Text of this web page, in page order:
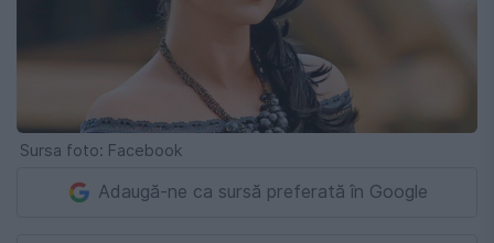
Sursa foto: Facebook
Adaugă-ne ca sursă preferată în Google